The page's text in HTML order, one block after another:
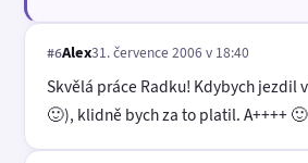
#6Alex31. července 2006 v 18:40
Skvělá práce Radku! Kdybych jezdil
🙂), klidně bych za to platil. A++++ 🙂